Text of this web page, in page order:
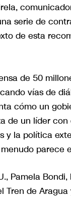
serie de
de esta
de 50
vías de
cómo un
de un líder
y la política
parece
Pamela
Tren de